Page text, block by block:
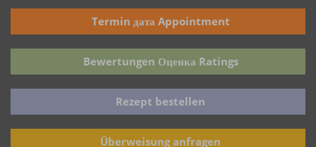
Termin дата Appointment
Bewertungen Оценка Ratings
Rezept bestellen
Überweisung anfragen